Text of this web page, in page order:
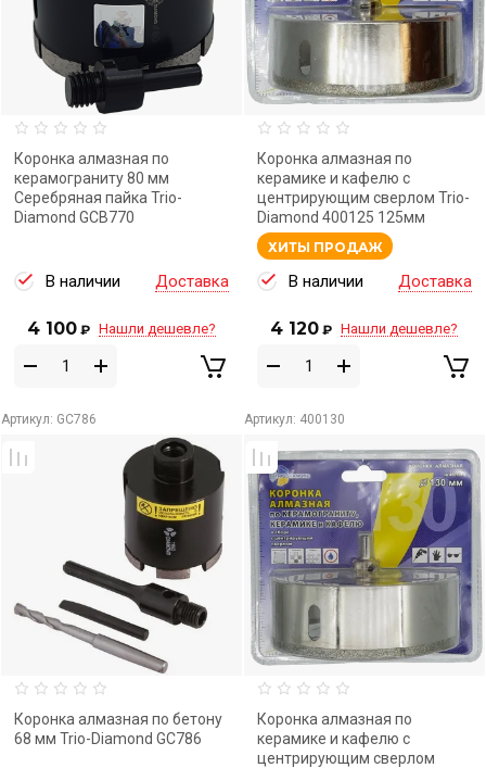
Коронка алмазная по
керамограниту 80 мм
Серебряная пайка Trio-
Diamond GCB770
В наличии Доставка
4 100 ₽ Нашли дешевле?
Коронка алмазная по
керамике и кафелю с
центрирующим сверлом Trio-
Diamond 400125 125мм
ХИТЫ ПРОДАЖ
В наличии Доставка
4 120 ₽ Нашли дешевле?
Артикул: GC786
Коронка алмазная по бетону
68 мм Trio-Diamond GC786
Артикул: 400130
Коронка алмазная по
керамике и кафелю с
центрирующим сверлом